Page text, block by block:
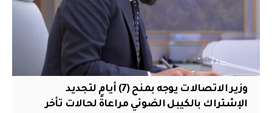
وزير الاتصالات يوجه بمنح (7) أيام لتجديد
الإشتراك بالكيبل الضوئي مراعاةً لحالات تأخر